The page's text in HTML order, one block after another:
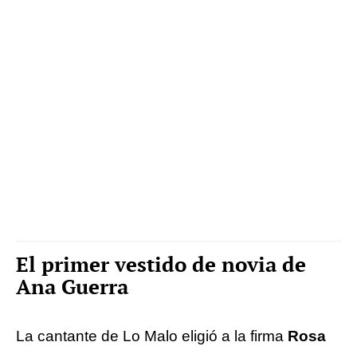
El primer vestido de novia de
Ana Guerra
La cantante de Lo Malo eligió a la firma Rosa